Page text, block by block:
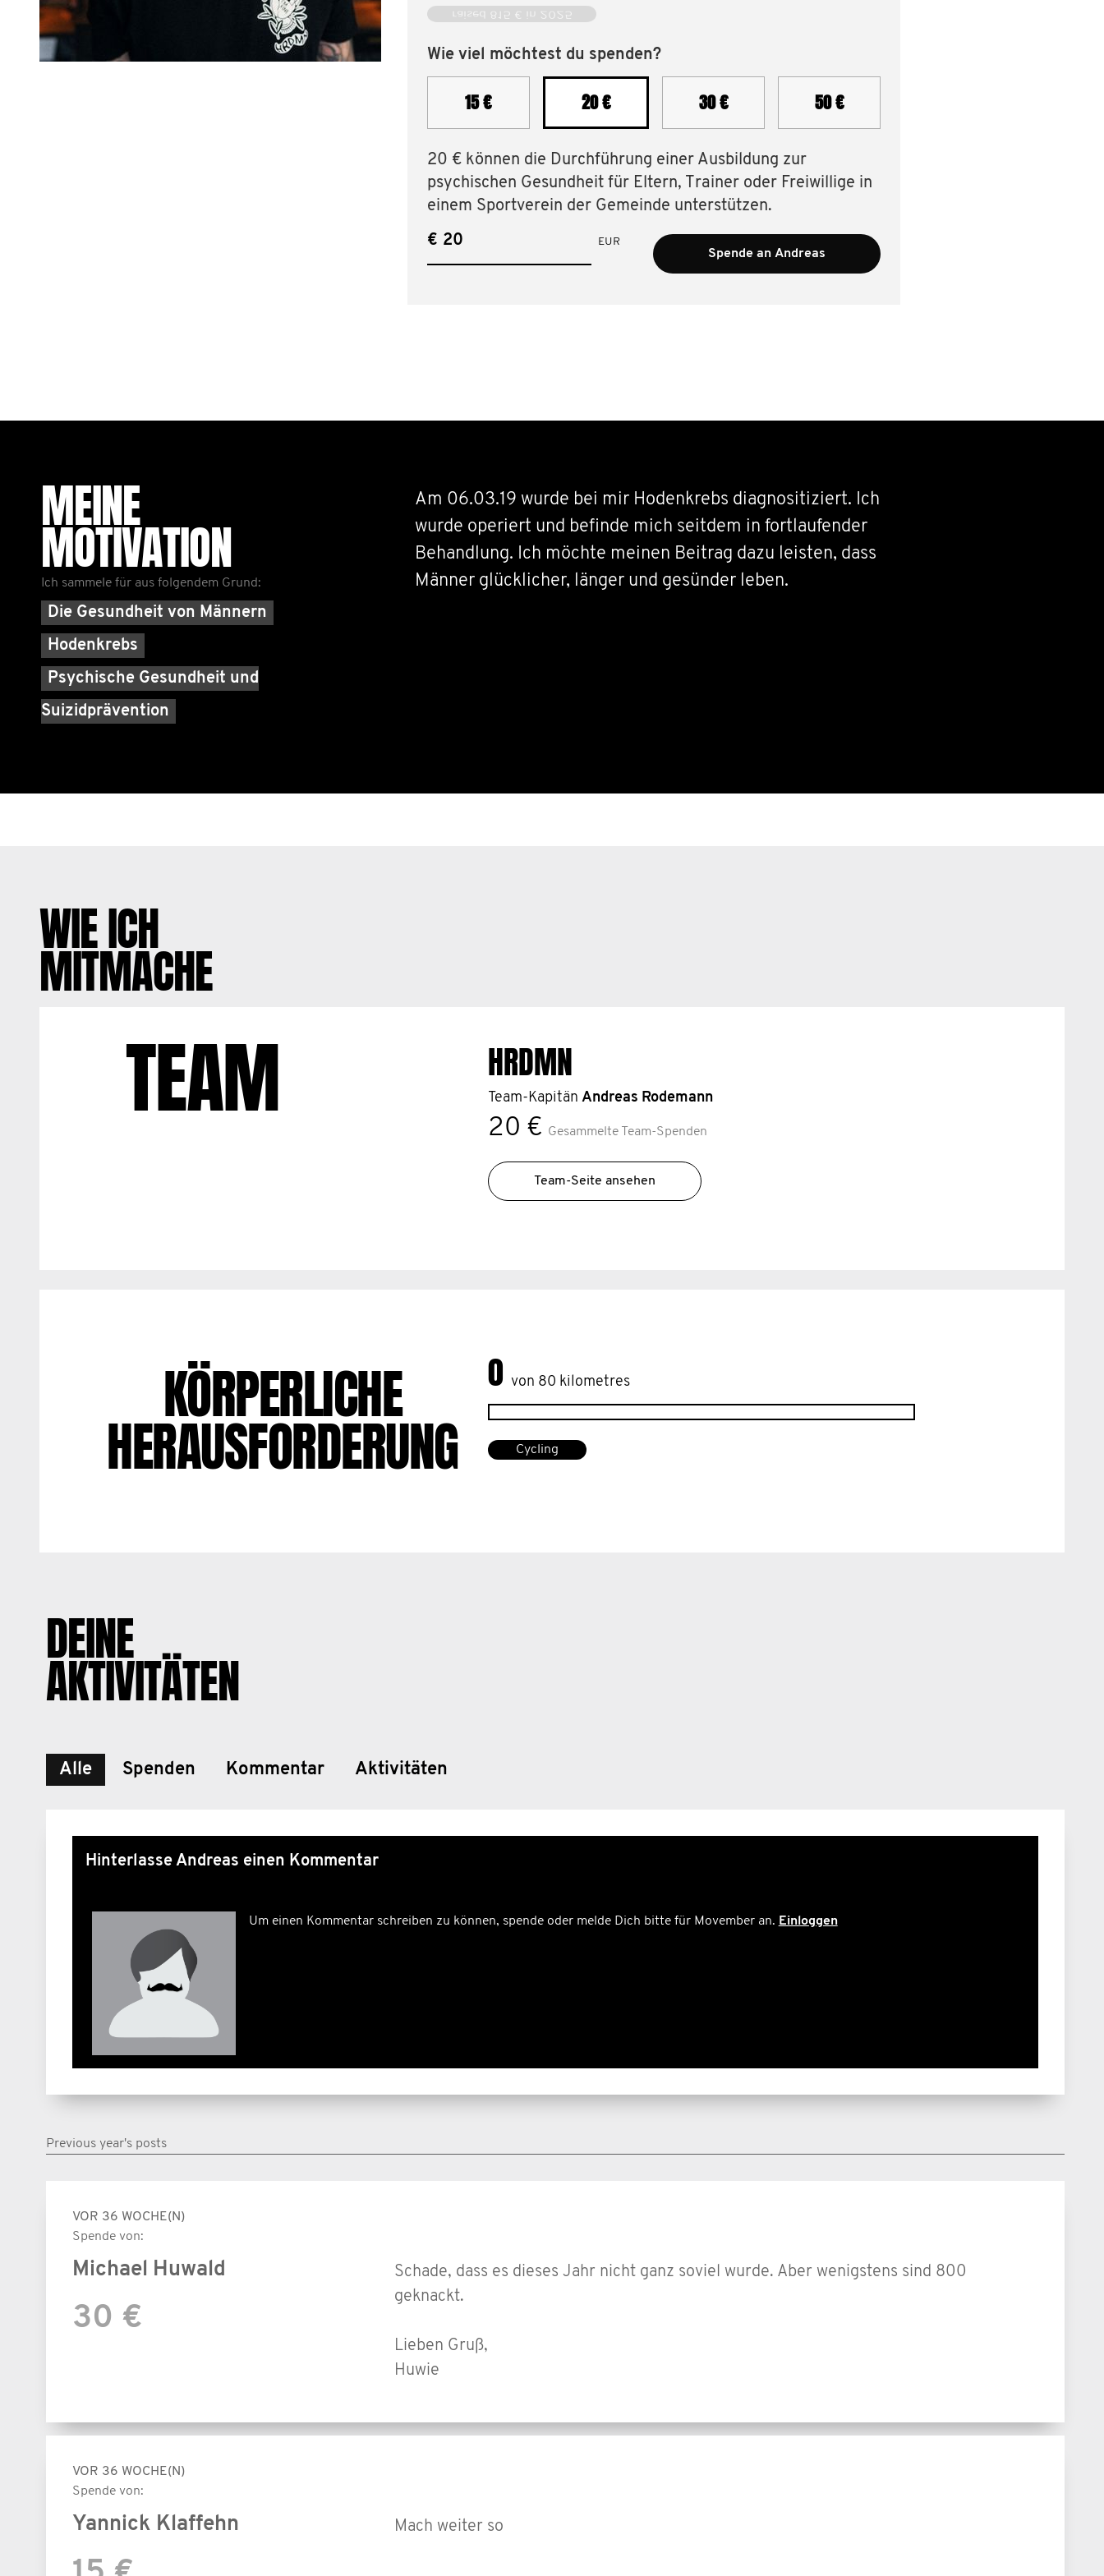
raised 815 € in 2025
Wie viel möchtest du spenden?
15 € 20 € 30 € 50 €
20 € können die Durchführung einer Ausbildung zur
psychischen Gesundheit für Eltern, Trainer oder Freiwillige in
einem Sportverein der Gemeinde unterstützen.
€ EUR
Spende an Andreas
MEINE
MOTIVATION
Ich sammele für aus folgendem Grund:
Die Gesundheit von Männern
Hodenkrebs
Psychische Gesundheit und
Suizidprävention
Am 06.03.19 wurde bei mir Hodenkrebs diagnositiziert. Ich
wurde operiert und befinde mich seitdem in fortlaufender
Behandlung. Ich möchte meinen Beitrag dazu leisten, dass
Männer glücklicher, länger und gesünder leben.
WIE ICH
MITMACHE
TEAM HRDMN
Team-Kapitän Andreas Rodemann
20 € Gesammelte Team-Spenden
Team-Seite ansehen
KÖRPERLICHE
HERAUSFORDERUNG
0 von 80 kilometres
Cycling
DEINE
AKTIVITÄTEN
Alle Spenden Kommentar Aktivitäten
Hinterlasse Andreas einen Kommentar
Um einen Kommentar schreiben zu können, spende oder melde Dich bitte für Movember an. Einloggen
Previous year's posts
VOR 36 WOCHE(N)
Spende von:
Michael Huwald
30 €
Schade, dass es dieses Jahr nicht ganz soviel wurde. Aber wenigstens sind 800
geknackt.
Lieben Gruß,
Huwie
VOR 36 WOCHE(N)
Spende von:
Yannick Klaffehn Mach weiter so